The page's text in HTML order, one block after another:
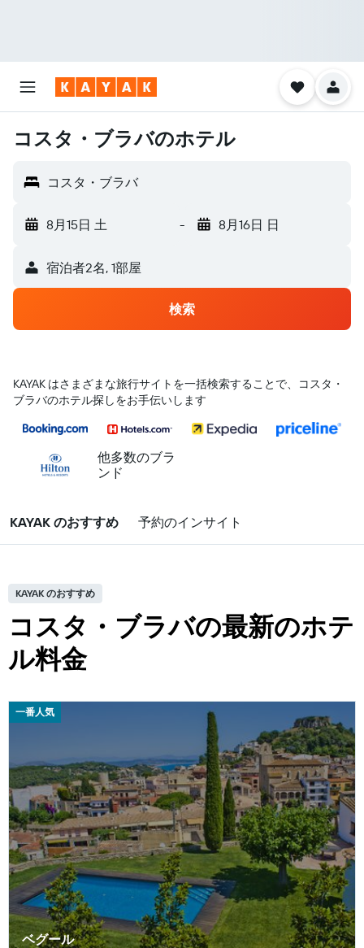
コスタ・ブラバのホテル
コスタ・ブラバ
8月15日 土 - 8月16日 日
宿泊者2名, 1​部屋
検索
KAYAK はさまざまな旅行サイトを一括検索することで、コスタ・
ブラバのホテル探しをお手伝いします
他多数のブラ
ンド
KAYAK のおすすめ 予約のインサイト
KAYAK のおすすめ
コスタ・ブラバの最新のホテ
ル料金
一番人気
ベグール